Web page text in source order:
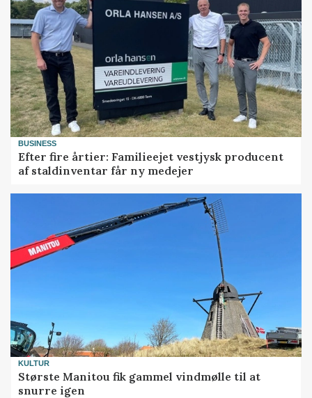
BUSINESS
Efter fire årtier: Familieejet vestjysk producent
af staldinventar får ny medejer
KULTUR
Største Manitou fik gammel vindmølle til at
snurre igen